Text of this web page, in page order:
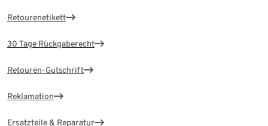
Retourenetikett
30 Tage Rückgaberecht
Retouren-Gutschrift
Reklamation
Ersatzteile & Reparatur